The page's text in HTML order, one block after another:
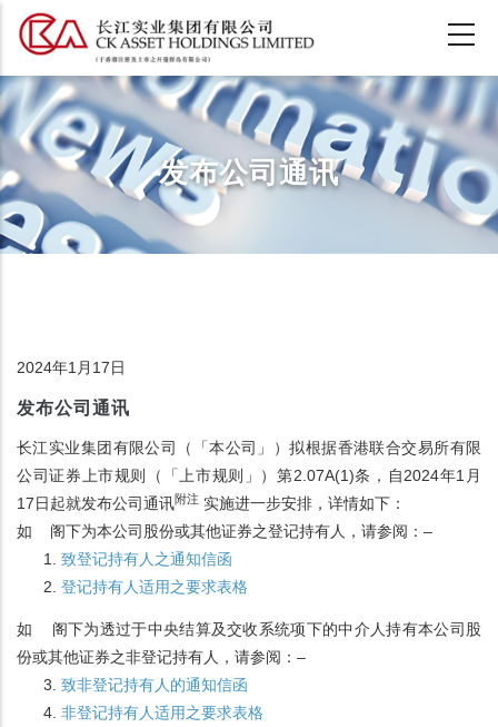
主
要
容
发布公司通讯
2024年1月17日
发布公司通讯
长江实业集团有限公司（「本公司」）拟根据香港联合交易所有限
公司证券上市规则（「上市规则」）第2.07A(1)条，自2024年1月
17日起就发布公司通讯附注 实施进一步安排，详情如下：
如 阁下为本公司股份或其他证券之登记持有人，请参阅：–
致登记持有人之通知信函
登记持有人适用之要求表格
如 阁下为透过于中央结算及交收系统项下的中介人持有本公司股
份或其他证券之非登记持有人，请参阅：–
致非登记持有人的通知信函
非登记持有人适用之要求表格